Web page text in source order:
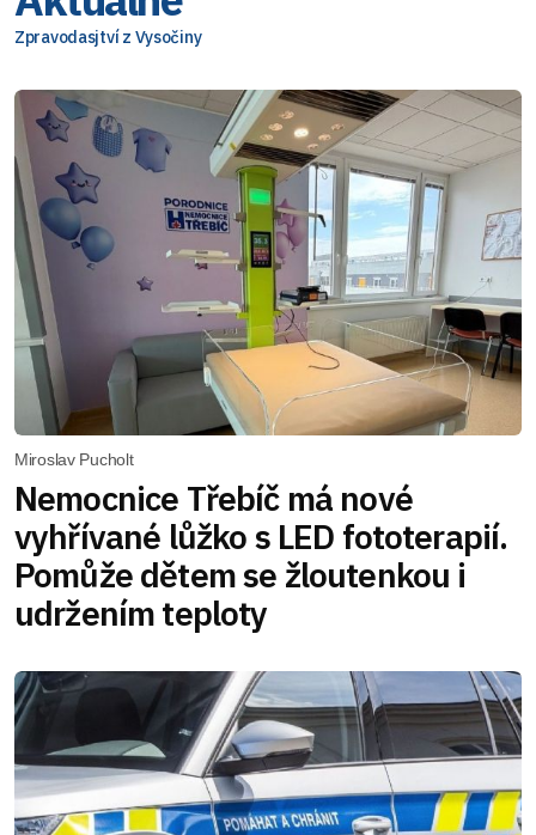
Zpravodasjtví z Vysočiny
Miroslav Pucholt
Nemocnice Třebíč má nové
vyhřívané lůžko s LED fototerapií.
Pomůže dětem se žloutenkou i
udržením teploty